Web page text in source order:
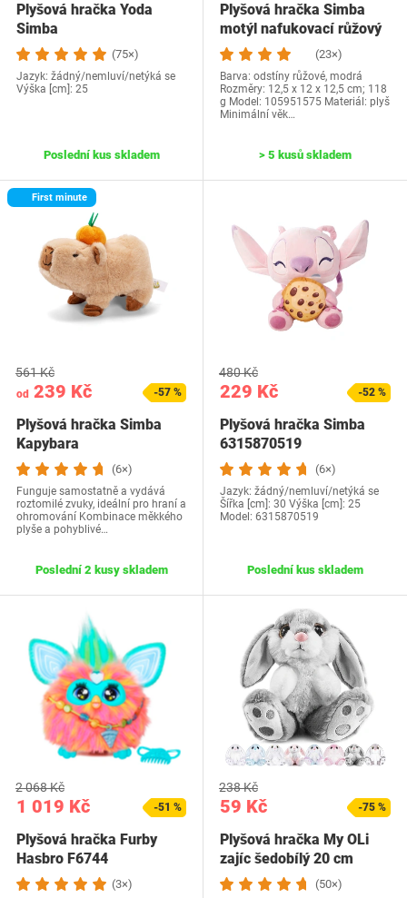
Plyšová hračka Yoda
Simba
(75×)
Jazyk: žádný/nemluví/netýká se
Výška [cm]: 25
Poslední kus skladem
Plyšová hračka Simba
motýl nafukovací růžový
(23×)
Barva: odstíny růžové, modrá
Rozměry: 12,5 x 12 x 12,5 cm; 118
g Model: ‎105951575 Materiál: plyš
Minimální věk…
> 5 kusů skladem
First minute
od 239 Kč
561 Kč
-57 %
Plyšová hračka Simba
Kapybara
(6×)
Funguje samostatně a vydává
roztomilé zvuky, ideální pro hraní a
ohromování Kombinace měkkého
plyše a pohyblivé…
Poslední 2 kusy skladem
229 Kč
480 Kč
-52 %
Plyšová hračka Simba
6315870519
(6×)
Jazyk: žádný/nemluví/netýká se
Šířka [cm]: 30 Výška [cm]: 25
Model: 6315870519
Poslední kus skladem
1 019 Kč
2 068 Kč
-51 %
Plyšová hračka Furby
Hasbro F6744
(3×)
59 Kč
238 Kč
-75 %
Plyšová hračka My OLi
zajíc šedobílý 20 cm
(50×)